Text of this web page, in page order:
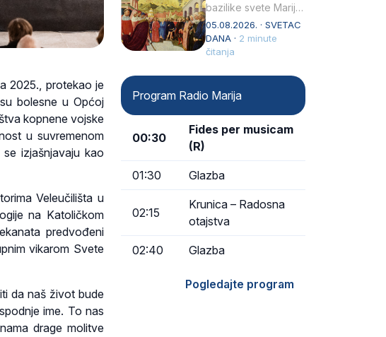
2025., protekao je
bolesne u Općoj
kopnene vojske
u suvremenom
izjašnjavaju kao
Veleučilišta u
na Katoličkom
predvođeni
vikarom Svete
da naš život bude
ime. To nas
drage molitve
bazilike svete Marije
Velike (Santa Maria
Maggiore) u narodu
se slavi kao Gospa
05.08.2026. · SVETAC
DANA · 2 minute
čitanja
Program Radio Marija
00:30
Fides per musicam
(R)
01:30 Glazba
02:15
Krunica – Radosna
otajstva
02:40 Glazba
Pogledajte program